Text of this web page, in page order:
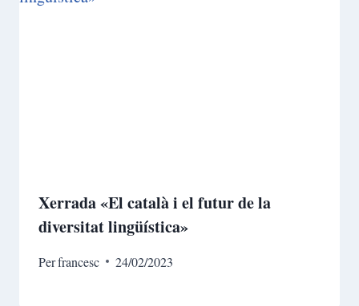
Xerrada «El català i el futur de la
diversitat lingüística»
Perfrancesc 24/02/2023